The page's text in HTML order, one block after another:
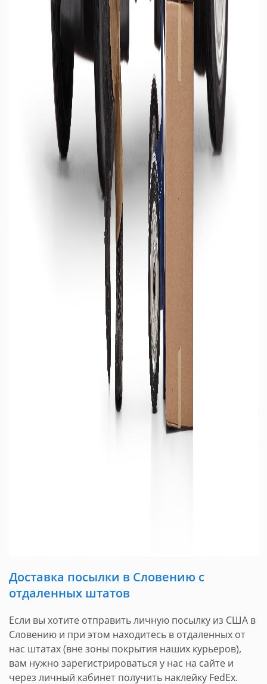
Доставка посылки в Словению c
отдаленных штатов
Если вы хотите отправить личную посылку из США в
Словению и при этом находитесь в отдаленных от
нас штатах (вне зоны покрытия наших курьеров),
вам нужно зарегистрироваться у нас на сайте и
через личный кабинет получить наклейку FedEx.